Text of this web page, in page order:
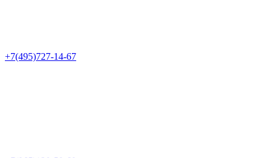
+7(495)727-14-67